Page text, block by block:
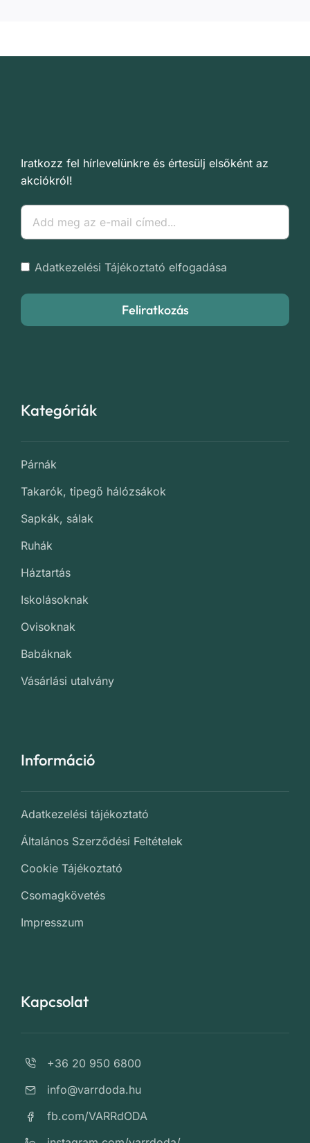
Iratkozz fel hírlevelünkre és értesülj elsőként az
akciókról!
Adatkezelési Tájékoztató elfogadása
Feliratkozás
Kategóriák
Párnák
Takarók, tipegő hálózsákok
Sapkák, sálak
Ruhák
Háztartás
Iskolásoknak
Ovisoknak
Babáknak
Vásárlási utalvány
Információ
Adatkezelési tájékoztató
Általános Szerződési Feltételek
Cookie Tájékoztató
Csomagkövetés
Impresszum
Kapcsolat
+36 20 950 6800
info@varrdoda.hu
fb.com/VARRdODA